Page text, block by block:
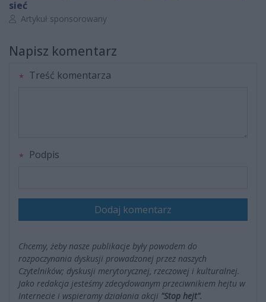
sieć
Autor artykułu:
Artykuł sponsorowany
Napisz komentarz
Treść komentarza
Podpis
Dodaj komentarz
Chcemy, żeby nasze publikacje były powodem do
rozpoczynania dyskusji prowadzonej przez naszych
Czytelników; dyskusji merytorycznej, rzeczowej i kulturalnej.
Jako redakcja jesteśmy zdecydowanym przeciwnikiem hejtu w
Internecie i wspieramy działania akcji "Stop hejt".